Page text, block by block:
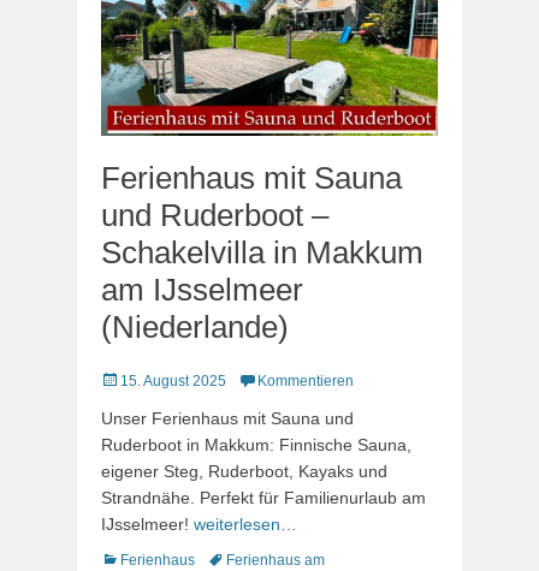
Ferienhaus mit Sauna
und Ruderboot –
Schakelvilla in Makkum
am IJsselmeer
(Niederlande)
Veröffentlicht
15. August 2025 Kommentieren
Unser Ferienhaus mit Sauna und
Ruderboot in Makkum: Finnische Sauna,
eigener Steg, Ruderboot, Kayaks und
Strandnähe. Perfekt für Familienurlaub am
IJsselmeer! weiterlesen…
Kategorien
Ferienhaus Schlagworte
Ferienhaus am